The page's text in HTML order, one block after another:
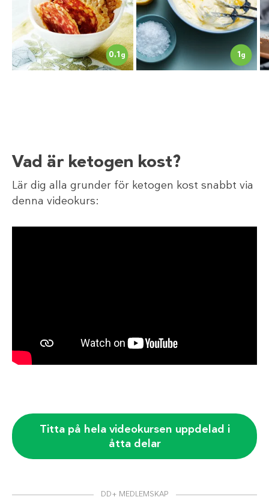
0,1g 1g
Vad är ketogen kost?
Lär dig alla grunder för ketogen kost snabbt via
denna videokurs:
Titta på hela videokursen uppdelad i
åtta delar
DD+ MEDLEMSKAP